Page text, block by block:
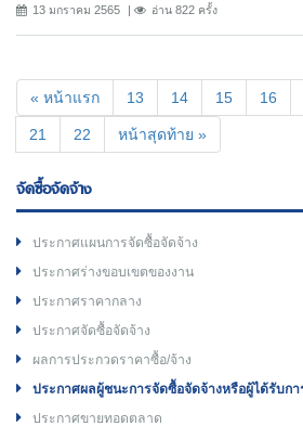
13 มกราคม 2565 อ่าน 822 ครั้ง
« หน้าแรก 13 14 15 16
21 22 หน้าสุดท้าย »
จัดซื้อจัดจ้าง
ประกาศแผนการจัดซื้อจัดจ้าง
ประกาศร่างขอบเขตของงาน
ประกาศราคากลาง
ประกาศจัดซื้อจัดจ้าง
ผลการประกวดราคาซื้อ/จ้าง
ประกาศผลผู้ชนะการจัดซื้อจัดจ้างหรือผู้ได้รับกา
ประกาศขายทอดตลาด